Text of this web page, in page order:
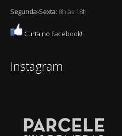
Segunda-Sexta: 8h às 18h
Curta no Facebook!
Instagram